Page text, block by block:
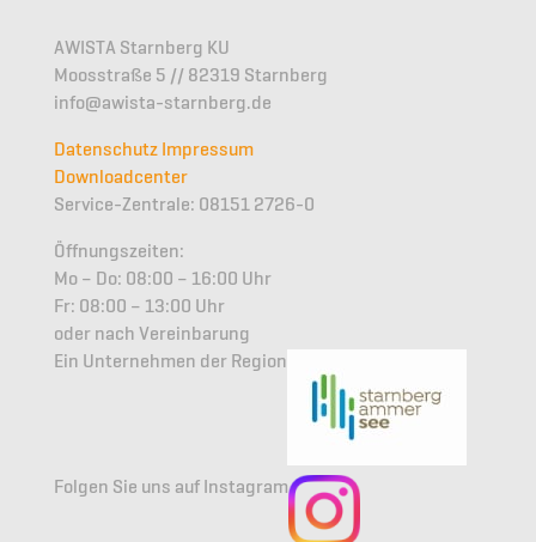
AWISTA Starnberg KU
Moosstraße 5 // 82319 Starnberg
info@awista-starnberg.de
Datenschutz Impressum
Downloadcenter
Service-Zentrale: 08151 2726-0
Öffnungszeiten:
Mo – Do: 08:00 – 16:00 Uhr
Fr: 08:00 – 13:00 Uhr
oder nach Vereinbarung
Ein Unternehmen der Region
Folgen Sie uns auf Instagram